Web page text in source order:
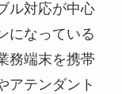
ル対応が中心
になっている
務端末を携帯
アテンダント